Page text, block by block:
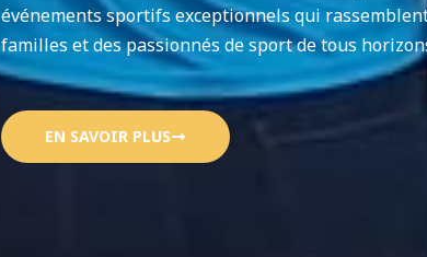
événements sportifs exceptionnels qui
familles et des passionnés de sport de tous
EN SAVOIR PLUS